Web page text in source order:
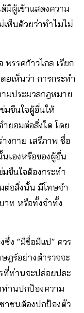
มีผู้เข้าแสดงความ
ห็นด้วยว่าทำไมไม่
รรคก้าวไกล เรียก
ยเห็นว่า การกระทำ
มประมวลกฎหมาย
มขืนใจผู้อื่นให้
ำยอมต่อสิ่งใด โดย
งกาย เสรีภาพ ชื่อ
เองหรือของผู้อื่น
ขืนใจต้องกระทำ
ต่อสิ่งนั้น มีโทษจำ
าท หรือทั้งจำทั้ง
ง “มีขื่อมีแป” ควร
ฎร์อย่างตำรวจจะ
ที่ท่านจะปล่อยปละ
ท่านปกป้องความ
าชนต้องปกป้องตัว